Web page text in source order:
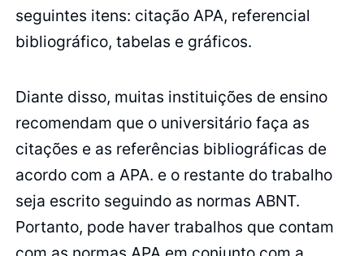
seguintes itens: citação APA, referencial
bibliográfico, tabelas e gráficos.
Diante disso, muitas instituições de ensino
recomendam que o universitário faça as
citações e as referências bibliográficas de
acordo com a APA. e o restante do trabalho
seja escrito seguindo as normas ABNT.
Portanto, pode haver trabalhos que contam